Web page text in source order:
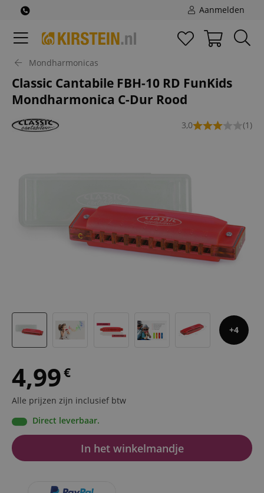
Aanmelden
Mondharmonicas
Classic Cantabile FBH-10 RD FunKids
Mondharmonica C-Dur Rood
3,0 (1)
4
4,99€
Alle prijzen zijn inclusief btw
Direct leverbaar.
In het winkelmandje